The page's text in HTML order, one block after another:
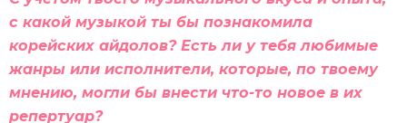
с какой музыкой ты бы познакомила
корейских айдолов? Есть ли у тебя любимые
жанры или исполнители, которые, по твоему
мнению, могли бы внести что-то новое в их
репертуар?